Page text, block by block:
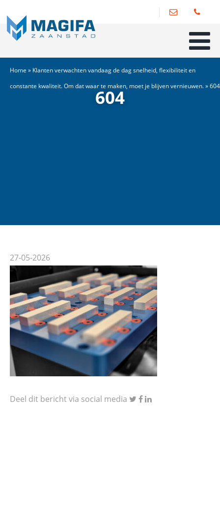
Home » Klanten verwachten vandaag de dag snelheid, flexibiliteit en
constante kwaliteit. Om dat waar te maken, moet je blijven vernieuwen.»604
604
27-05-2026
Deel dit bericht via social media